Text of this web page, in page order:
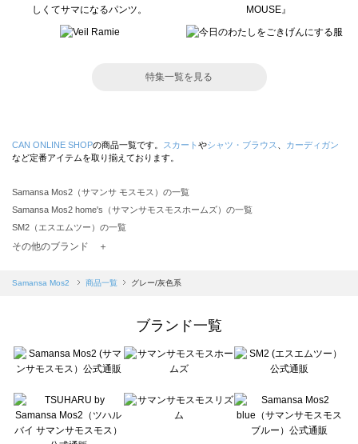
特集一覧を見る
CAN ONLINE SHOPの商品一覧です。 スカート やシャツ・ブラウス
カーディガン
など定番アイテムを取り揃えております。
Samansa Mos2（サマンサ モスモス）の一覧
Samansa Mos2 home's（サマンサモスモスホームズ）の一覧
SM2（エスエムツー）の一覧
TSUHARU by Samansa Mos2（ツハルバイサマンサモスモス）の一覧
Samansa Mos2 blue（サマンサモスモス ブルー）の一覧
Te chichi（テチチ）の一覧
Te chichi CLASSIC（テチチ クラシック）の一覧
Lugnoncure（ルノンキュール）の一覧
BETTY'S BLUE（べティーズブルー）の一覧
Wpc.（ワールドパーティー）の一覧
その他のブランド ＋
Samansa Mos2 商品一覧 グレー/灰色系
ブランド一覧